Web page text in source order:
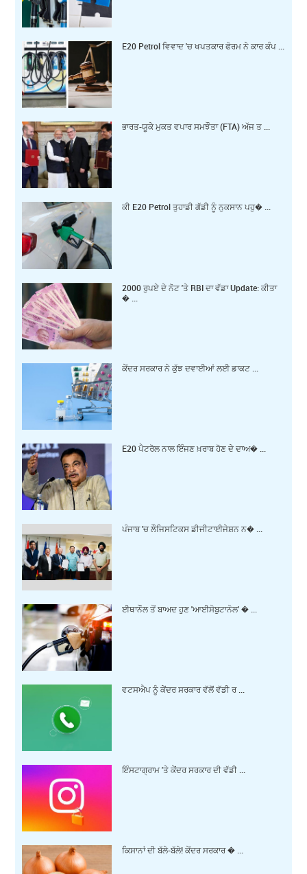
E20 Petrol ਵਿਵਾਦ 'ਚ ਖਪਤਕਾਰ ਫੋਰਮ ਨੇ ਕਾਰ ਕੰਪ ...
ਭਾਰਤ-ਯੂਕੇ ਮੁਕਤ ਵਪਾਰ ਸਮਝੌਤਾ (FTA) ਅੱਜ ਤ ...
ਕੀ E20 Petrol ਤੁਹਾਡੀ ਗੱਡੀ ਨੂੰ ਨੁਕਸਾਨ ਪਹੁ� ...
2000 ਰੁਪਏ ਦੇ ਨੋਟ 'ਤੇ RBI ਦਾ ਵੱਡਾ Update: ਕੀਤਾ
� ...
ਕੇਂਦਰ ਸਰਕਾਰ ਨੇ ਕੁੱਝ ਦਵਾਈਆਂ ਲਈ ਡਾਕਟ ...
E20 ਪੈਟਰੋਲ ਨਾਲ ਇੰਜਣ ਖ਼ਰਾਬ ਹੋਣ ਦੇ ਦਾਅ� ...
ਪੰਜਾਬ 'ਚ ਲੌਜਿਸਟਿਕਸ ਡੀਜੀਟਾਈਜੇਸ਼ਨ ਨ� ...
ਈਥਾਨੌਲ ਤੋਂ ਬਾਅਦ ਹੁਣ 'ਆਈਸੋਬੁਟਾਨੋਲ' � ...
ਵਟਸਐਪ ਨੂੰ ਕੇਂਦਰ ਸਰਕਾਰ ਵੱਲੋਂ ਵੱਡੀ ਰ ...
ਇੰਸਟਾਗ੍ਰਾਮ 'ਤੇ ਕੇਂਦਰ ਸਰਕਾਰ ਦੀ ਵੱਡੀ ...
ਕਿਸਾਨਾਂ ਦੀ ਬੱਲੇ-ਬੱਲੇ! ਕੇਂਦਰ ਸਰਕਾਰ � ...